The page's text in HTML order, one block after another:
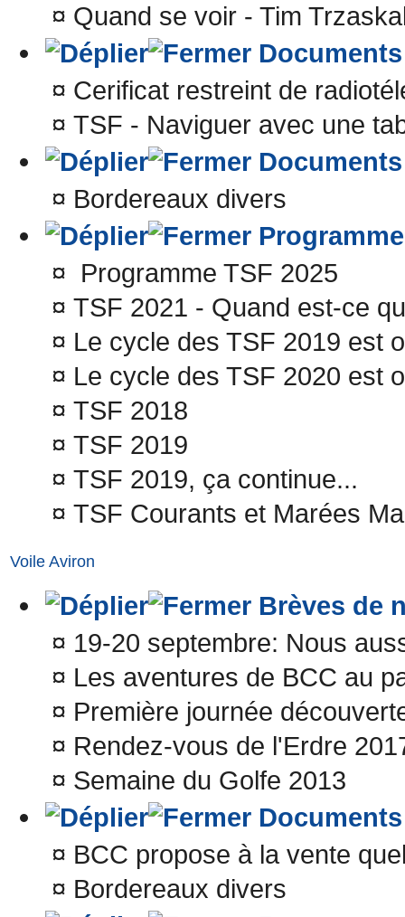
¤ Quand se voir - Tim
¤ Cerificat restreint de
¤ TSF - Naviguer avec une
¤ Bordereaux divers
¤ Programme TSF 2025
¤ TSF 2021 - Quand est-ce
¤ Le cycle des TSF 2019 est
¤ Le cycle des TSF 2020 est
¤ TSF 2018
¤ TSF 2019
¤ TSF 2019, ça continue...
¤ TSF Courants et Marées
Voile Aviron
Brèves de
¤ 19-20 septembre: Nous
¤ Les aventures de BCC au
¤ Première journée
¤ Rendez-vous de l'Erdre
¤ Semaine du Golfe 2013
¤ BCC propose à la vente
¤ Bordereaux divers